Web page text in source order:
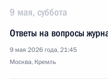
9 мая, суббота
Ответы на вопросы
9 мая 2026 года, 21:45
Москва, Кремль